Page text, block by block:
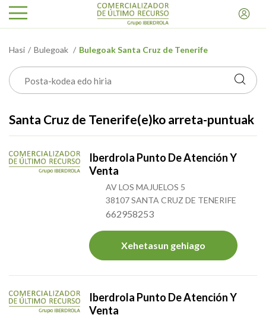
Hasi Bulegoak Bulegoak Santa Cruz de Tenerife
Santa Cruz de Tenerife(e)ko arreta-puntuak
Iberdrola Punto De Atención Y
Venta
AV LOS MAJUELOS 5
38107 SANTA CRUZ DE TENERIFE
662958253
Xehetasun gehiago
Iberdrola Punto De Atención Y
Venta